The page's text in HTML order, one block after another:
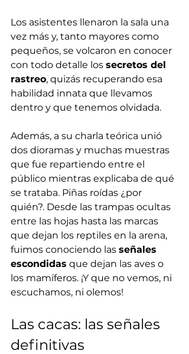
Los asistentes llenaron la sala una
vez más y, tanto mayores como
pequeños, se volcaron en conocer
con todo detalle los secretos del
rastreo, quizás recuperando esa
habilidad innata que llevamos
dentro y que tenemos olvidada.
Además, a su charla teórica unió
dos dioramas y muchas muestras
que fue repartiendo entre el
público mientras explicaba de qué
se trataba. Piñas roídas ¿por
quién?. Desde las trampas ocultas
entre las hojas hasta las marcas
que dejan los reptiles en la arena,
fuimos conociendo las señales
escondidas que dejan las aves o
los mamíferos. ¡Y que no vemos, ni
escuchamos, ni olemos!
Las cacas: las señales
definitivas